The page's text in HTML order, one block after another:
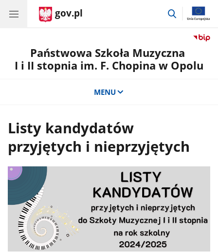
gov.pl
przejdź
Państwowa Szkoła Muzyczna
I i II stopnia im. F. Chopina w Opolu
MENU
Listy kandydatów
przyjętych i nieprzyjętych